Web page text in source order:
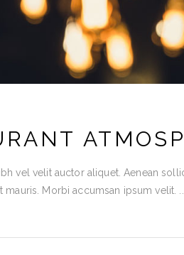
vel velit auctor aliquet. Aenean
mauris. Morbi accumsan ipsum velit.